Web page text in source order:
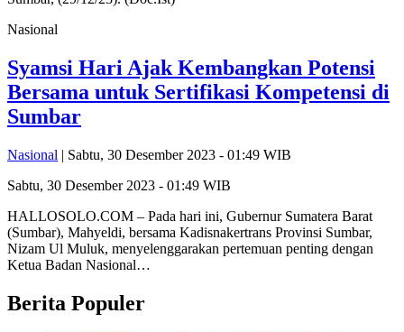
Nasional
Syamsi Hari Ajak Kembangkan Potensi
Bersama untuk Sertifikasi Kompetensi di
Sumbar
Nasional | Sabtu, 30 Desember 2023 - 01:49 WIB
Sabtu, 30 Desember 2023 - 01:49 WIB
HALLOSOLO.COM – Pada hari ini, Gubernur Sumatera Barat
(Sumbar), Mahyeldi, bersama Kadisnakertrans Provinsi Sumbar,
Nizam Ul Muluk, menyelenggarakan pertemuan penting dengan
Ketua Badan Nasional…
Berita Populer